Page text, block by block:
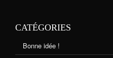
CATÉGORIES
Bonne idée !